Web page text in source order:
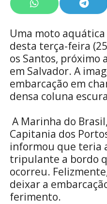
Share
on
WhatsApp
on
Uma moto
desta terça-feira
os Santos, próximo
em Salvador. A
embarcação em
densa coluna
A Marinha do
Capitania dos
informou que teria
tripulante a bordo
ocorreu.
deixar a
ferimento.